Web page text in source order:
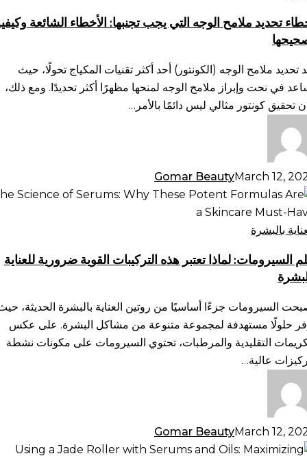
تحديد ملامح الوجه التي يجب تجنبها: الأخطاء الشائعة
تحديد ملامح الوجه (الكونتور) أحد أكثر تقنيات المكياج تحولًا، حيث
في نحت وإبراز ملامح الوجه لمنحها مظهرًا أكثر تحديدًا. ومع ذلك،
تحقيق كونتور مثالي ليس دائمًا بالأمر…
Gomar BeautyMarch 12,
بالبشرة
السيرومات: لماذا تعتبر هذه التركيبات القوية ضرورية للعناية
السيرومات جزءًا أساسيًا من روتين العناية بالبشرة الحديثة،
حلولًا مستهدفة لمجموعة متنوعة من مشاكل البشرة. على عكس
التقليدية والمرطبات، تحتوي السيرومات على مكونات نشطة
عالية…
Gomar BeautyMarch 12,